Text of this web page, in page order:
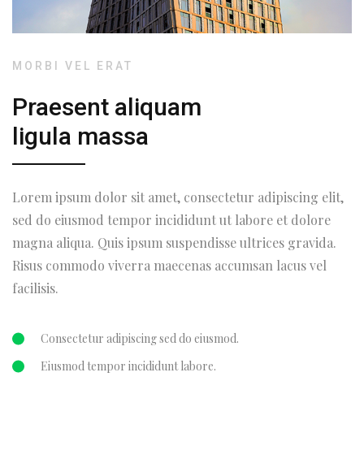
MORBI VEL ERAT
Praesent aliquam
ligula massa
Lorem ipsum dolor sit amet, consectetur adipiscing elit,
sed do eiusmod tempor incididunt ut labore et dolore
magna aliqua. Quis ipsum suspendisse ultrices gravida.
Risus commodo viverra maecenas accumsan lacus vel
facilisis.
Consectetur adipiscing sed do eiusmod.
Eiusmod tempor incididunt labore.